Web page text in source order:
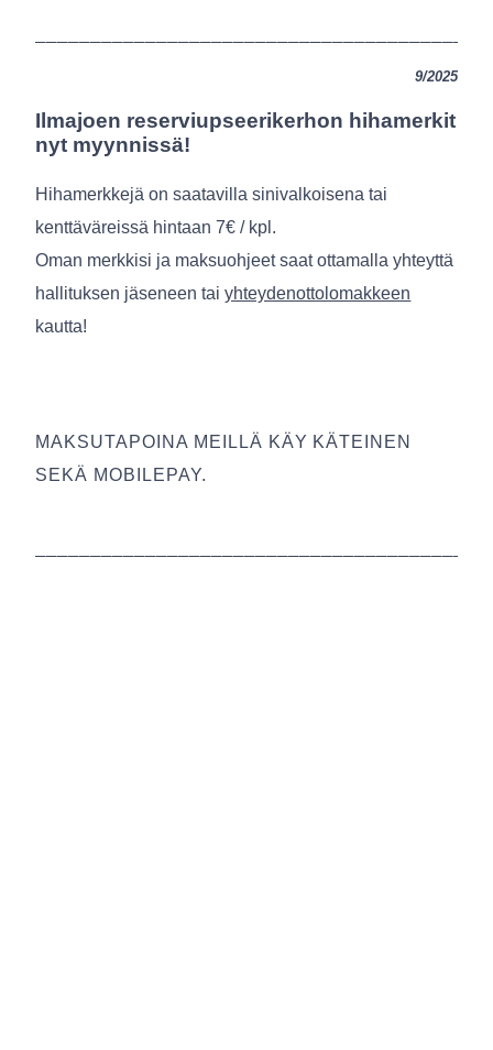
9/2025
Ilmajoen reserviupseerikerhon hihamerkit
nyt myynnissä!
Hihamerkkejä on saatavilla sinivalkoisena tai
kenttäväreissä hintaan 7€ / kpl.
Oman merkkisi ja maksuohjeet saat ottamalla yhteyttä
hallituksen jäseneen taiyhteydenottolomakkeen
kautta!
MAKSUTAPOINA MEILLÄ KÄY KÄTEINEN
SEKÄ MOBILEPAY.